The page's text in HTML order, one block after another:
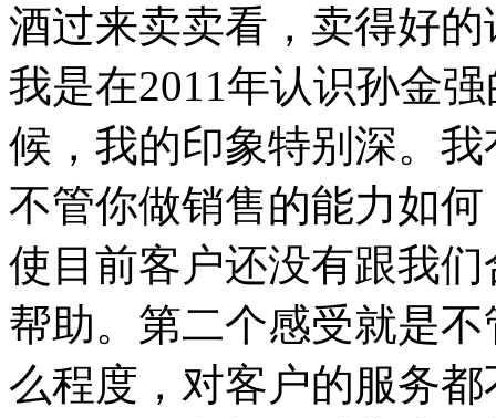
酒过来卖卖看，卖得好
我是在2011年认识孙金
候，我的印象特别深。
不管你做销售的能力如
使目前客户还没有跟我
帮助。第二个感受就是
么程度，对客户的服务